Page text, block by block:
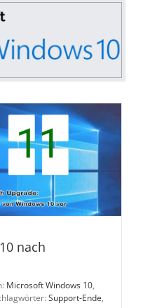
nach
Microsoft Windows 10,
Support-Ende,